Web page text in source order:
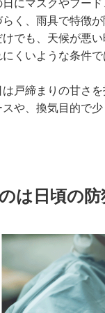
日にマスクやフー
く、雨具で特徴
けでも、天候が悪
くいような条件
戸締まりの甘さ
や、換気目的で
は日頃の防